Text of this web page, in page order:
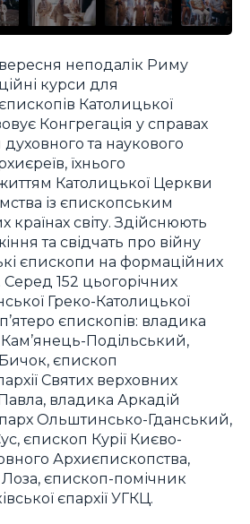
неподалік Риму
курси для
Католицької
Конгрегація у справах
та наукового
їхнього
Католицької Церкви
із єпископським
країнах світу. Здійснюють
та свідчать про війну
єпископи на формаційних
Серед 152 цьогорічних
Греко-Католицької
єпископів: владика
Подільський,
єпископ
Святих верховних
владика Аркадій
Ольштинсько-Гданський,
єпископ Курії Києво-
Архиєпископства,
єпископ-помічник
єпархії УГКЦ.